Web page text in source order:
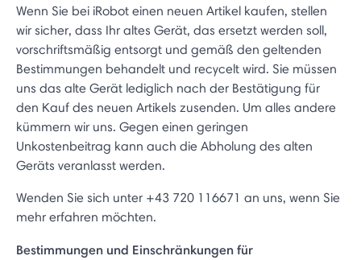
Wenn Sie bei iRobot einen neuen Artikel kaufen, stellen
wir sicher, dass Ihr altes Gerät, das ersetzt werden soll,
vorschriftsmäßig entsorgt und gemäß den geltenden
Bestimmungen behandelt und recycelt wird. Sie müssen
uns das alte Gerät lediglich nach der Bestätigung für
den Kauf des neuen Artikels zusenden. Um alles andere
kümmern wir uns. Gegen einen geringen
Unkostenbeitrag kann auch die Abholung des alten
Geräts veranlasst werden.
Wenden Sie sich unter +43 720 116671 an uns, wenn Sie
mehr erfahren möchten.
Bestimmungen und Einschränkungen für